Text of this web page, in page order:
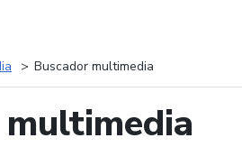
Buscador multimedia